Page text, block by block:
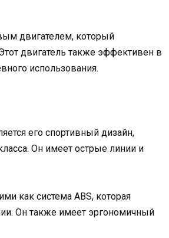
двигателем, который
двигатель также эффективен в
использования.
его спортивный дизайн,
Он имеет острые линии и
как система ABS, которая
Он также имеет эргономичный